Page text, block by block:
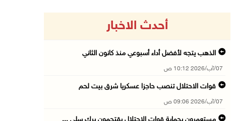
أحدث الاخبار
الذهب يتجه لأفضل أداء أسبوعي منذ كانون الثاني
07/آب/2026 10:12 ص
قوات الاحتلال تنصب حاجزا عسكريا شرق بيت لحم
07/آب/2026 09:06 ص